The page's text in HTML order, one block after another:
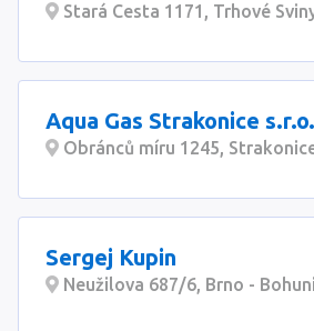
Stará Cesta 1171, Trhové
Aqua Gas Strakonice s.r.o.
Obránců míru 1245,
Sergej Kupin
Neužilova 687/6, Brno -